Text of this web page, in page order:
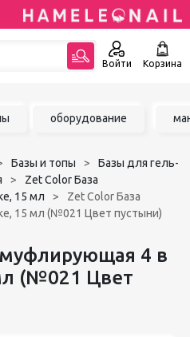
Войти Корзина
оборудование
Базы и топы
Базы для гель-
Zet Color База
15 мл
Zet Color База
15 мл (№021 Цвет пустыни)
4 в
(№021 Цвет